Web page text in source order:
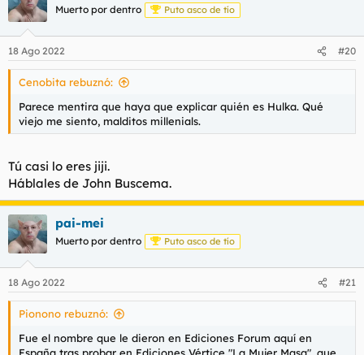
Muerto por dentro Puto asco de tío
18 Ago 2022 #20
Cenobita rebuznó:
Parece mentira que haya que explicar quién es Hulka. Qué
viejo me siento, malditos millenials.
Tú casi lo eres jiji.
Háblales de John Buscema.
pai-mei
Muerto por dentro Puto asco de tío
18 Ago 2022 #21
Pionono rebuznó:
Fue el nombre que le dieron en Ediciones Forum aquí en